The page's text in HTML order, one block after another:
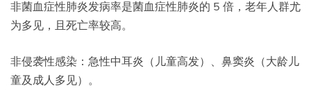
非菌血症性肺炎发病率是菌血症性肺炎的 5 倍，老年人群尤
为多见，且死亡率较高。
非侵袭性感染：急性中耳炎（儿童高发）、鼻窦炎（大龄儿
童及成人多见）。